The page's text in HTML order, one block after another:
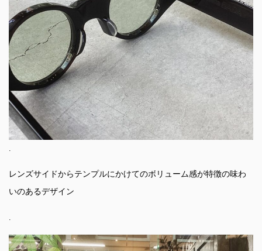
.
レンズサイドからテンプルにかけてのボリューム感が特徴の味わ
いのあるデザイン
.